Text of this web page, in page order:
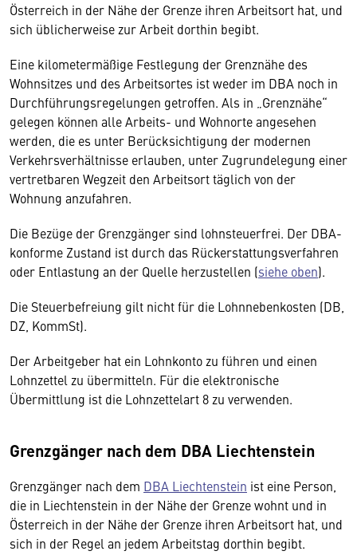
Österreich in der Nähe der Grenze ihren Arbeitsort hat, und
sich üblicherweise zur Arbeit dorthin begibt.
Eine kilometermäßige Festlegung der Grenznähe des
Wohnsitzes und des Arbeitsortes ist weder im DBA noch in
Durchführungsregelungen getroffen. Als in „Grenznähe“
gelegen können alle Arbeits- und Wohnorte angesehen
werden, die es unter Berücksichtigung der modernen
Verkehrsverhältnisse erlauben, unter Zugrundelegung einer
vertretbaren Wegzeit den Arbeitsort täglich von der
Wohnung anzufahren.
Die Bezüge der Grenzgänger sind lohnsteuerfrei. Der DBA-
konforme Zustand ist durch das Rückerstattungsverfahren
oder Entlastung an der Quelle herzustellen (siehe oben).
Die Steuerbefreiung gilt nicht für die Lohnnebenkosten (DB,
DZ, KommSt).
Der Arbeitgeber hat ein Lohnkonto zu führen und einen
Lohnzettel zu übermitteln. Für die elektronische
Übermittlung ist die Lohnzettelart 8 zu verwenden.
Grenzgänger nach dem DBA Liechtenstein
Grenzgänger nach dem DBA Liechtenstein ist eine Person,
die in Liechtenstein in der Nähe der Grenze wohnt und in
Österreich in der Nähe der Grenze ihren Arbeitsort hat, und
sich in der Regel an jedem Arbeitstag dorthin begibt.